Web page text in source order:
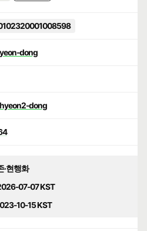
dong
dong
·현행화
07-07 KST
10-15 KST